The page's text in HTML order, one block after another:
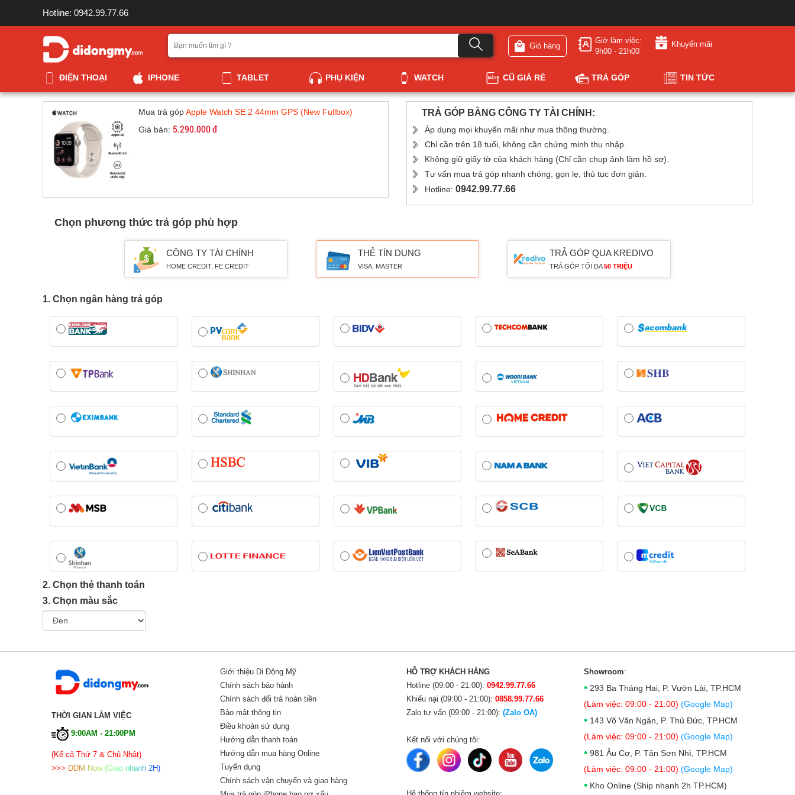
Hotline: 0942.99.77.66
Giỏ hàng
Giờ làm việc:
9h00 - 21h00
Khuyến mãi
ĐIỆN THOẠI IPHONE TABLET PHỤ KIỆN WATCH CŨ GIÁ RẺ TRẢ GÓP TIN TỨC
Mua trả gópApple Watch SE 2 44mm GPS (New Fullbox)
Giá bán: 5.290.000 đ
TRẢ GÓP BẰNG CÔNG TY TÀI CHÍNH:
Áp dụng mọi khuyến mãi như mua thông thường.
Chỉ cần trên 18 tuổi, không cần chứng minh thu nhập.
Không giữ giấy tờ của khách hàng (Chỉ cần chụp ảnh làm hồ sơ).
Tư vấn mua trả góp nhanh chóng, gọn lẹ, thủ tục đơn giản.
Hotline: 0942.99.77.66
Chọn phương thức trả góp phù hợp
CÔNG TY TÀI CHÍNH
HOME CREDIT, FE CREDIT
THẺ TÍN DỤNG
VISA, MASTER
TRẢ GÓP QUA KREDIVO
TRẢ GÓP TỐI ĐA50 TRIỆU
1. Chọn ngân hàng trả góp
2. Chọn thẻ thanh toán
3. Chọn màu sắc
THỜI GIAN LÀM VIỆC
9:00AM - 21:00PM
(Kể cả Thứ 7 & Chủ Nhật)
>>> DDM Now (Giao nhanh 2H)
Giới thiệu Di Động Mỹ
Chính sách bảo hành
Chính sách đổi trả hoàn tiền
Bảo mật thông tin
Điều khoản sử dụng
Hướng dẫn thanh toán
Hướng dẫn mua hàng Online
Tuyển dụng
Chính sách vận chuyển và giao hàng
HỖ TRỢ KHÁCH HÀNG
Hotline (09:00 - 21:00): 0942.99.77.66
Khiếu nại (09:00 - 21:00): 0858.99.77.66
Zalo tư vấn (09:00 - 21:00): (Zalo OA)
Kết nối với chúng tôi:
Showroom:
• 293 Ba Tháng Hai, P. Vườn Lài, TP.HCM
(Làm việc: 09:00 - 21:00) (Google Map)
• 143 Võ Văn Ngân, P. Thủ Đức, TP.HCM
(Làm việc: 09:00 - 21:00) (Google Map)
• 981 Âu Cơ, P. Tân Sơn Nhì, TP.HCM
(Làm việc: 09:00 - 21:00) (Google Map)
• Kho Online (Ship nhanh 2h TP.HCM)